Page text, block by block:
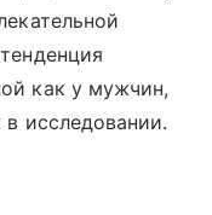
как у мужчин,
исследовании.